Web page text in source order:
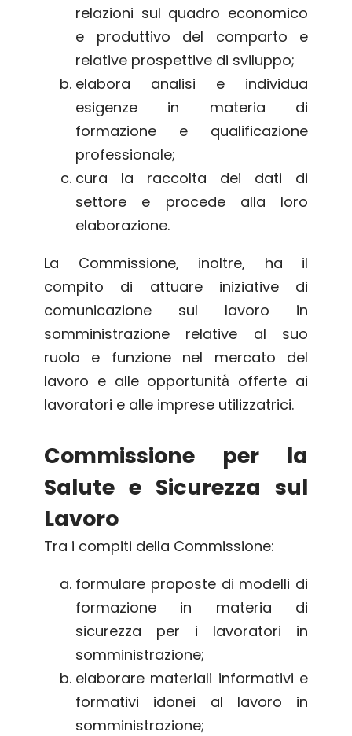
relazioni sul quadro economico
e produttivo del comparto e
relative prospettive di sviluppo;
elabora analisi e individua
esigenze in materia di
formazione e qualificazione
professionale;
cura la raccolta dei dati di
settore e procede alla loro
elaborazione.
La Commissione, inoltre, ha il
compito di attuare iniziative di
comunicazione sul lavoro in
somministrazione relative al suo
ruolo e funzione nel mercato del
lavoro e alle opportunità̀ offerte ai
lavoratori e alle imprese utilizzatrici.
Commissione per la
Salute e Sicurezza sul
Lavoro
Tra i compiti della Commissione:
formulare proposte di modelli di
formazione in materia di
sicurezza per i lavoratori in
somministrazione;
elaborare materiali informativi e
formativi idonei al lavoro in
somministrazione;